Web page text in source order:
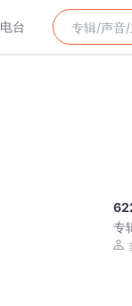
电台
专
丨